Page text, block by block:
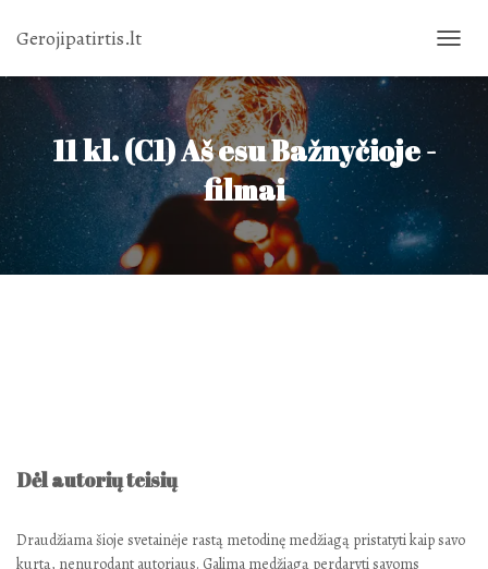
Gerojipatirtis.lt
11 kl. (C1) Aš esu Bažnyčioje -
filmai
Dėl autorių teisių
Draudžiama šioje svetainėje rastą metodinę medžiagą pristatyti kaip savo
kurtą, nenurodant autoriaus. Galima medžiagą perdaryti savoms